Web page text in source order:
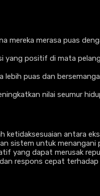
mereka merasa puas
yang positif di mata
puas dan
nilai seumur
antara
sistem untuk
yang dapat merusak
respons cepat